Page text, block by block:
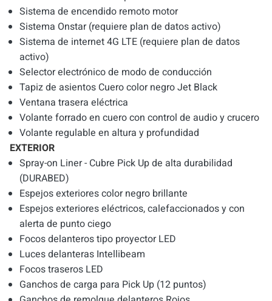
Sistema de encendido remoto motor
Sistema Onstar (requiere plan de datos activo)
Sistema de internet 4G LTE (requiere plan de datos
activo)
Selector electrónico de modo de conducción
Tapiz de asientos Cuero color negro Jet Black
Ventana trasera eléctrica
Volante forrado en cuero con control de audio y crucero
Volante regulable en altura y profundidad
EXTERIOR
Spray-on Liner - Cubre Pick Up de alta durabilidad
(DURABED)
Espejos exteriores color negro brillante
Espejos exteriores eléctricos, calefaccionados y con
alerta de punto ciego
Focos delanteros tipo proyector LED
Luces delanteras Intellibeam
Focos traseros LED
Ganchos de carga para Pick Up (12 puntos)